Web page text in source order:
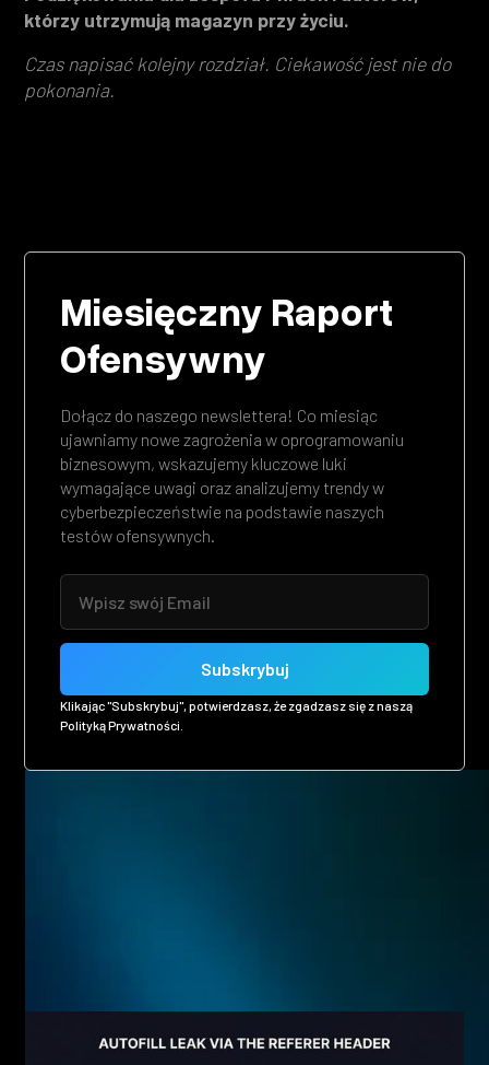
którzy utrzymują magazyn przy życiu.
Czas napisać kolejny rozdział. Ciekawość jest nie do
pokonania.
Miesięczny Raport
Ofensywny
Dołącz do naszego newslettera! Co miesiąc
ujawniamy nowe zagrożenia w oprogramowaniu
biznesowym, wskazujemy kluczowe luki
wymagające uwagi oraz analizujemy trendy w
cyberbezpieczeństwie na podstawie naszych
testów ofensywnych.
Klikając "Subskrybuj", potwierdzasz, że zgadzasz się z naszą
Polityką Prywatności.